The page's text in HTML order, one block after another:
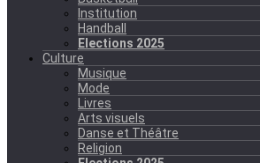
Institution
Handball
Elections 2025
Culture
Musique
Mode
Livres
Arts visuels
Danse et Théâtre
Religion